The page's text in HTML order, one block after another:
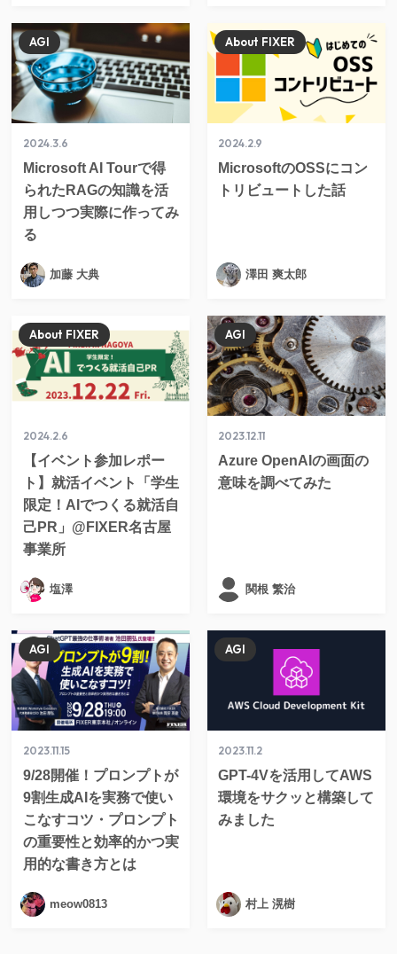
2024.3.6
Microsoft AI Tourで得
られたRAGの知識を活
用しつつ実際に作ってみ
る
AGI
加藤 大典
2024.2.9
MicrosoftのOSSにコン
トリビュートした話
About FIXER
澤田 爽太郎
2024.2.6
【イベント参加レポー
ト】就活イベント「学生
限定！AIでつくる就活自
己PR」@FIXER名古屋
事業所
About FIXER
塩澤
2023.12.11
Azure OpenAIの画面の
意味を調べてみた
AGI
関根 繁治
2023.11.15
9/28開催！プロンプトが
9割生成AIを実務で使い
こなすコツ・プロンプト
の重要性と効率的かつ実
用的な書き方とは
AGI
meow0813
2023.11.2
GPT-4Vを活用してAWS
環境をサクッと構築して
みました
AGI
村上 滉樹